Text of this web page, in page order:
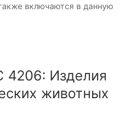
включаются в данную
Изделия
животных